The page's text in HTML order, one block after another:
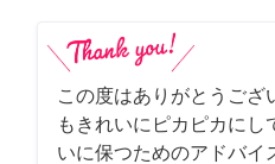
この度はありがとうござ
もきれいにピカピカに
いに保つためのアドバイ